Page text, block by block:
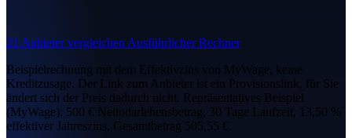
21 Anbieter vergleichen Ausführlicher Rechner
Beispielrechnung mit dem Effektivzins von MyWage, keine
Kreditzusage. Der Link zum Anbieter ist ein Provisionslink, für Sie
ändert sich der Preis dadurch nicht.
Repräsentatives Beispiel
(MyWage): 500 € Nettodarlehensbetrag, 30 Tage Laufzeit, 13,50 %
effektiver Jahreszins, Gesamtbetrag 505,55 €.